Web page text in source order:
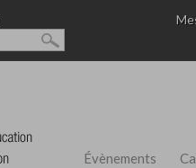
Évènements